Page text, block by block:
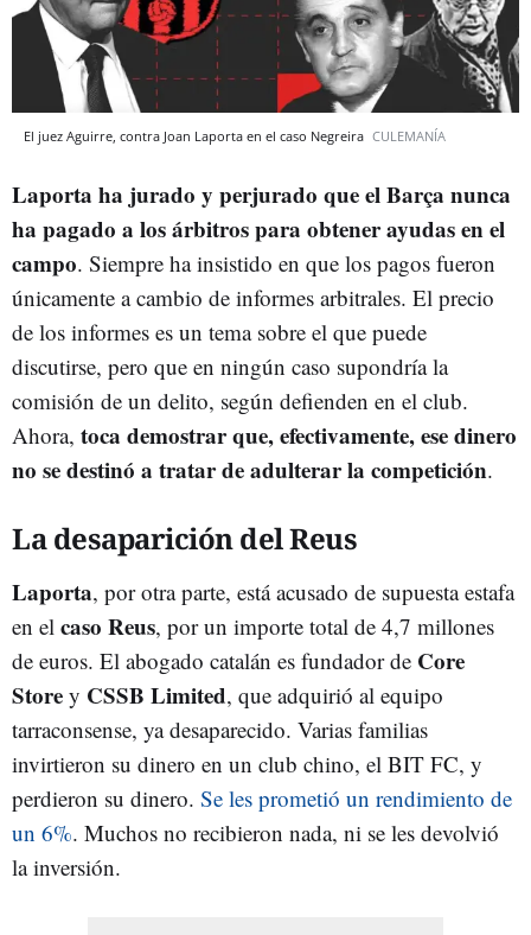
El juez Aguirre, contra Joan Laporta en el caso Negreira CULEMANÍA
Laporta ha jurado y perjurado que el Barça nunca
ha pagado a los árbitros para obtener ayudas en el
campo. Siempre ha insistido en que los pagos fueron
únicamente a cambio de informes arbitrales. El precio
de los informes es un tema sobre el que puede
discutirse, pero que en ningún caso supondría la
comisión de un delito, según defienden en el club.
Ahora, toca demostrar que, efectivamente, ese dinero
no se destinó a tratar de adulterar la competición.
La desaparición del Reus
Laporta, por otra parte, está acusado de supuesta estafa
en el caso Reus, por un importe total de 4,7 millones
de euros. El abogado catalán es fundador de Core
Store y CSSB Limited, que adquirió al equipo
tarraconsense, ya desaparecido. Varias familias
invirtieron su dinero en un club chino, el BIT FC, y
perdieron su dinero. Se les prometió un rendimiento de
un 6%. Muchos no recibieron nada, ni se les devolvió
la inversión.